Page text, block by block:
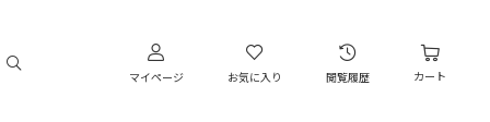
マイページ お気に入り 閲覧履歴 カート